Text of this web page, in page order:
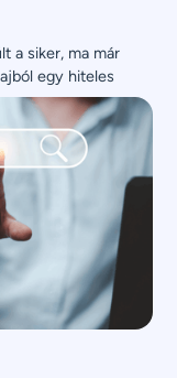
a siker, ma már
egy hiteles